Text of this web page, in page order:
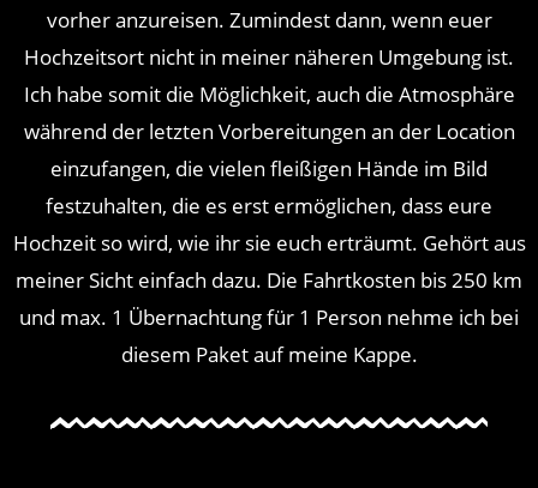
vorher anzureisen. Zumindest dann, wenn euer
Hochzeitsort nicht in meiner näheren Umgebung ist.
Ich habe somit die Möglichkeit, auch die Atmosphäre
während der letzten Vorbereitungen an der Location
einzufangen, die vielen fleißigen Hände im Bild
festzuhalten, die es erst ermöglichen, dass eure
Hochzeit so wird, wie ihr sie euch erträumt. Gehört aus
meiner Sicht einfach dazu. Die Fahrtkosten bis 250 km
und max. 1 Übernachtung für 1 Person nehme ich bei
diesem Paket auf meine Kappe.